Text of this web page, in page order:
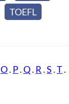
TOEFL
O. P.Q. R .S .T.